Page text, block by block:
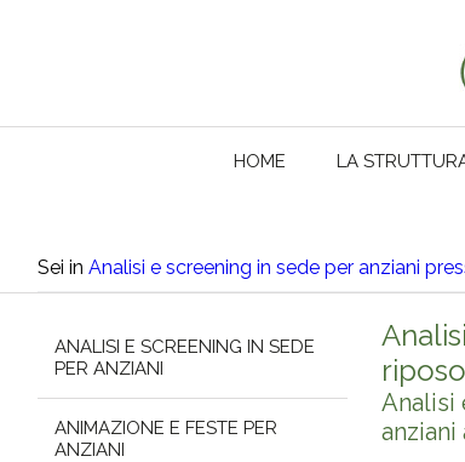
HOME LA
Sei in Analisi e screening in sede per anziani
ANALISI E SCREENING IN SEDE
PER ANZIANI
ANIMAZIONE E FESTE PER
ANZIANI
Analisi